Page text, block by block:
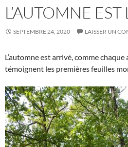
L’AUTOMNE EST
SEPTEMBRE 24, 2020 LAISSER UN
L’automne est arrivé, comme chaque
témoignent les premières feuilles